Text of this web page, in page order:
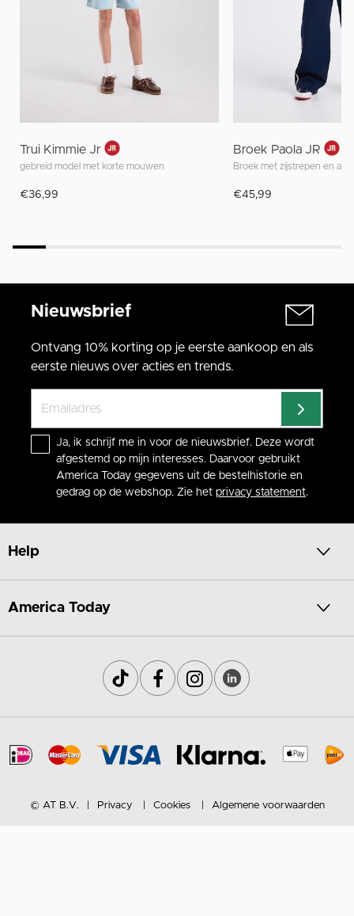
Trui Kimmie Jr
gebreid model met korte mouwen
€36,99
Broek Paola JR
Broek met zijstrepen en
€45,99
Nieuwsbrief
Ontvang 10% korting op je eerste aankoop en als
eerste nieuws over acties en trends.
Ja, ik schrijf me in voor de nieuwsbrief. Deze wordt
afgestemd op mijn interesses. Daarvoor gebruikt
America Today gegevens uit de bestelhistorie en
gedrag op de webshop. Zie het privacy statement.
Help
America Today
© AT B.V. Privacy Cookies Algemene voorwaarden